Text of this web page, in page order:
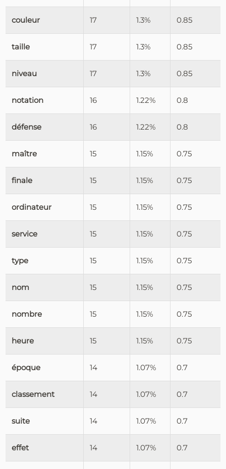
couleur 17 1.3% 0.85
taille 17 1.3% 0.85
niveau 17 1.3% 0.85
notation 16 1.22% 0.8
défense 16 1.22% 0.8
maître 15 1.15% 0.75
finale 15 1.15% 0.75
ordinateur 15 1.15% 0.75
service 15 1.15% 0.75
type 15 1.15% 0.75
nom 15 1.15% 0.75
nombre 15 1.15% 0.75
heure 15 1.15% 0.75
époque 14 1.07% 0.7
classement 14 1.07% 0.7
suite 14 1.07% 0.7
effet 14 1.07% 0.7